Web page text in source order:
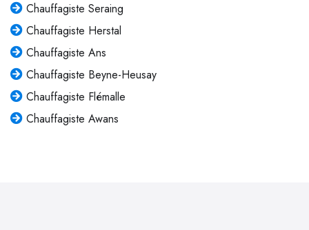
Chauffagiste Seraing
Chauffagiste Herstal
Chauffagiste Ans
Chauffagiste Beyne-Heusay
Chauffagiste Flémalle
Chauffagiste Awans